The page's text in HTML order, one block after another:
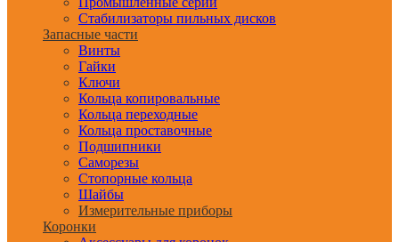
Стабилизаторы пильных дисков
Запасные части
Винты
Гайки
Ключи
Кольца копировальные
Кольца переходные
Кольца проставочные
Подшипники
Саморезы
Стопорные кольца
Шайбы
Измерительные приборы
Коронки